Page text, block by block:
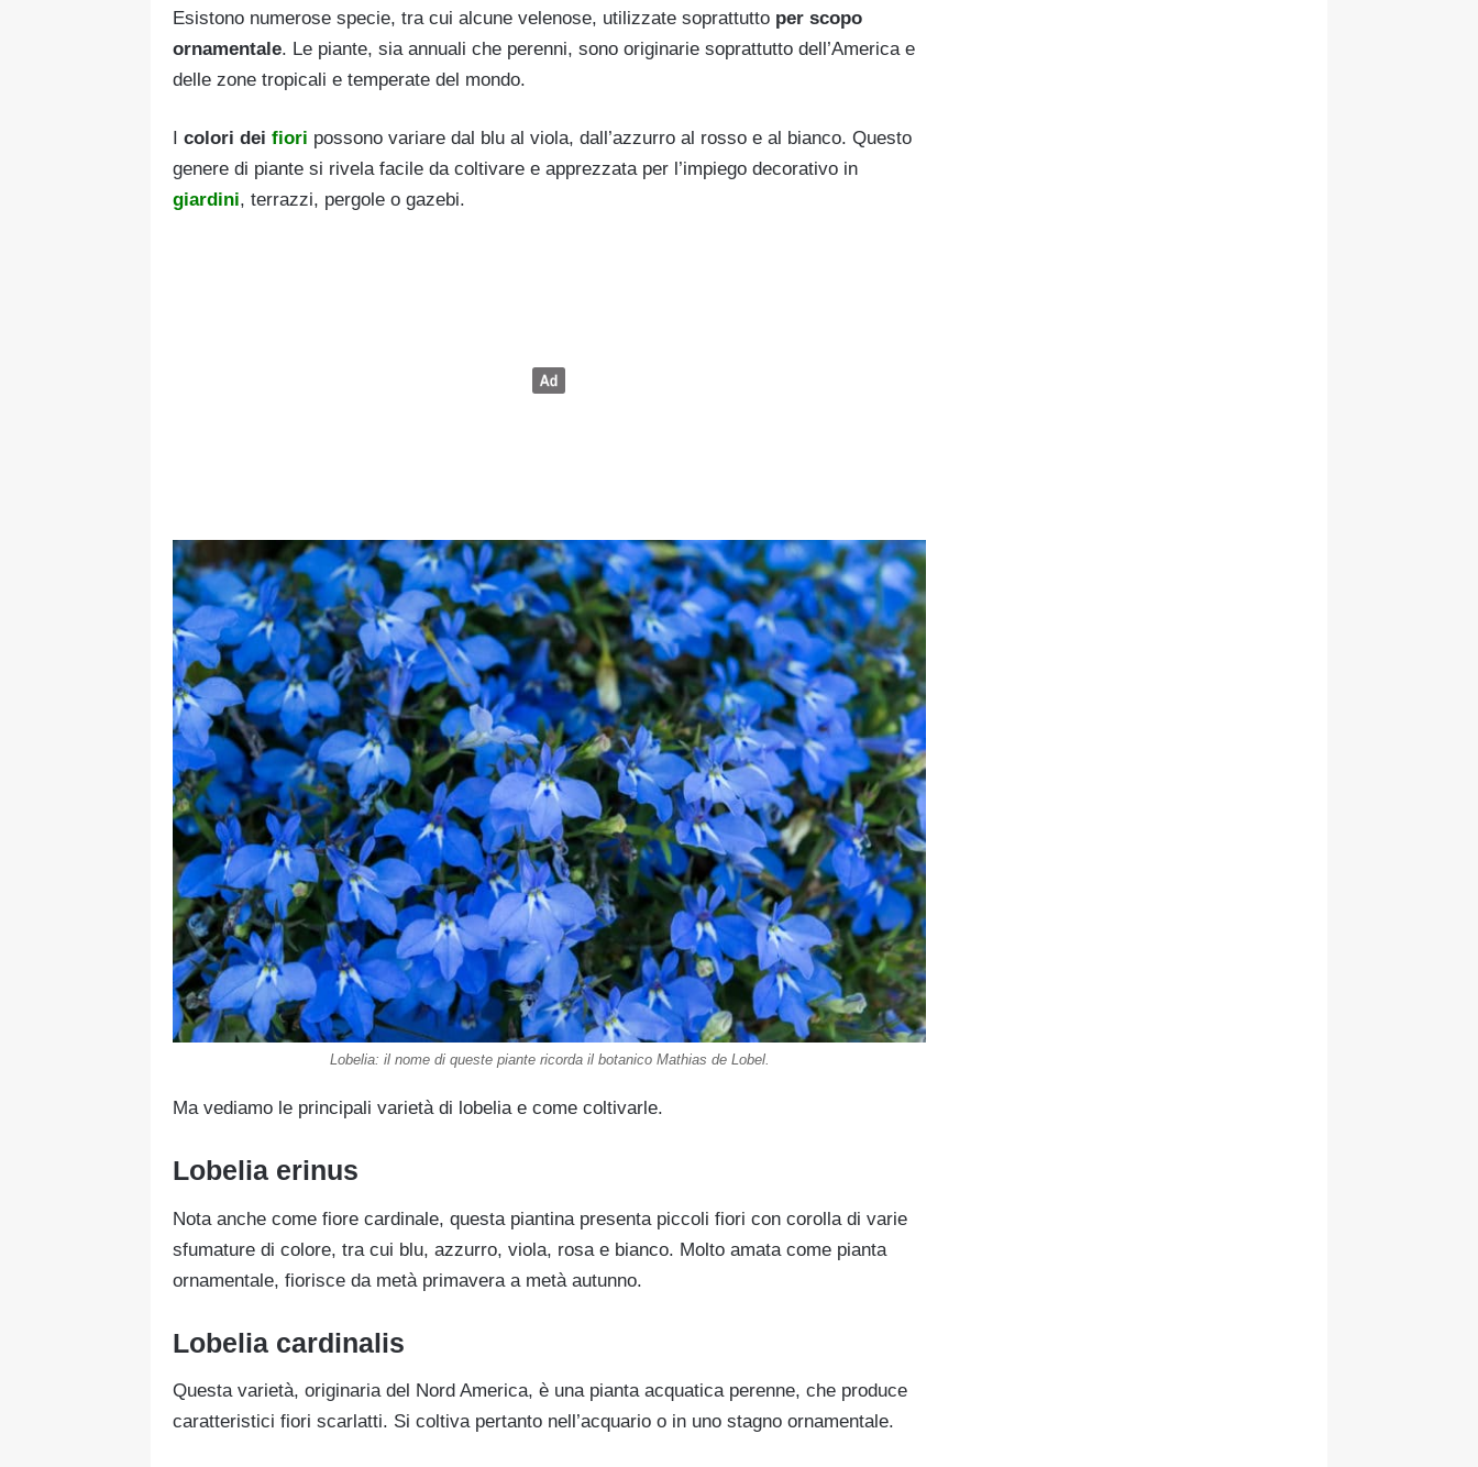
Esistono numerose specie, tra cui alcune velenose, utilizzate soprattutto per scopo
ornamentale. Le piante, sia annuali che perenni, sono originarie soprattutto dell’America e
delle zone tropicali e temperate del mondo.
I colori dei fiori possono variare dal blu al viola, dall’azzurro al rosso e al bianco. Questo
genere di piante si rivela facile da coltivare e apprezzata per l’impiego decorativo in
giardini, terrazzi, pergole o gazebi.
Lobelia: il nome di queste piante ricorda il botanico Mathias de Lobel.
Ma vediamo le principali varietà di lobelia e come coltivarle.
Lobelia erinus
Nota anche come fiore cardinale, questa piantina presenta piccoli fiori con corolla di varie
sfumature di colore, tra cui blu, azzurro, viola, rosa e bianco. Molto amata come pianta
ornamentale, fiorisce da metà primavera a metà autunno.
Lobelia cardinalis
Questa varietà, originaria del Nord America, è una pianta acquatica perenne, che produce
caratteristici fiori scarlatti. Si coltiva pertanto nell’acquario o in uno stagno ornamentale.